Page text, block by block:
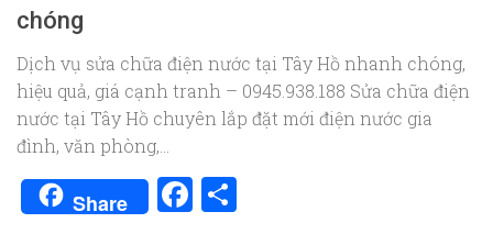
chóng
Dịch vụ sửa chữa điện nước tại Tây Hồ nhanh chóng,
hiệu quả, giá cạnh tranh – 0945.938.188 Sửa chữa điện
nước tại Tây Hồ chuyên lắp đặt mới điện nước gia
đình, văn phòng,...
Share Facebook